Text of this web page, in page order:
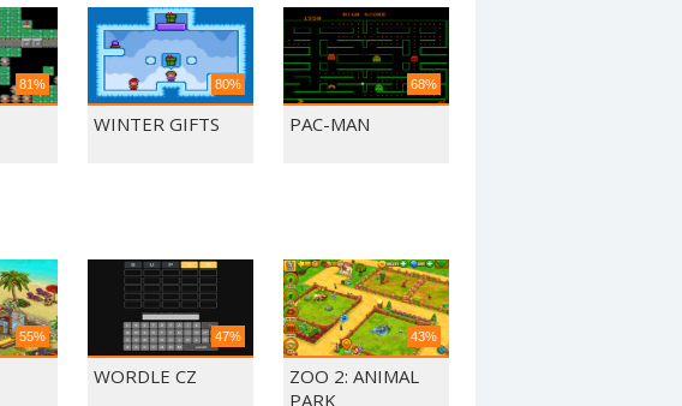
81% 80%
WINTER GIFTS
68%
PAC-MAN
55% 47%
WORDLE CZ
43%
ZOO 2: ANIMAL
PARK